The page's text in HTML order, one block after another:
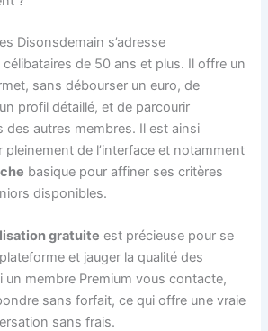
Disonsdemain s’adresse
de 50 ans et plus. Il offre un
sans débourser un euro, de
profil détaillé, et de parcourir
des autres membres. Il est ainsi
de l’interface et notamment
basique pour affiner ses critères
disponibles.
gratuite est précieuse pour se
et jauger la qualité des
un membre Premium vous contacte,
sans forfait, ce qui offre une vraie
sans frais.